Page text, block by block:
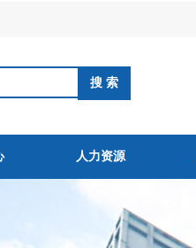
人力资源